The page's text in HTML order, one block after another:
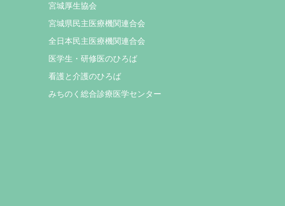
宮城厚生協会
宮城県民主医療機関連合会
全日本民主医療機関連合会
医学生・研修医のひろば
看護と介護のひろば
みちのく総合診療医学センター